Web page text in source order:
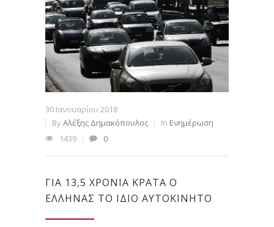
30 Ιανουαρίου 2018
ByΑλέξης Δημακόπουλος In Ενημέρωση
1439
0
ΓΙΑ 13,5 ΧΡΌΝΙΑ ΚΡΑΤΆ Ο
ΈΛΛΗΝΑΣ ΤΟ ΊΔΙΟ ΑΥΤΟΚΊΝΗΤΟ